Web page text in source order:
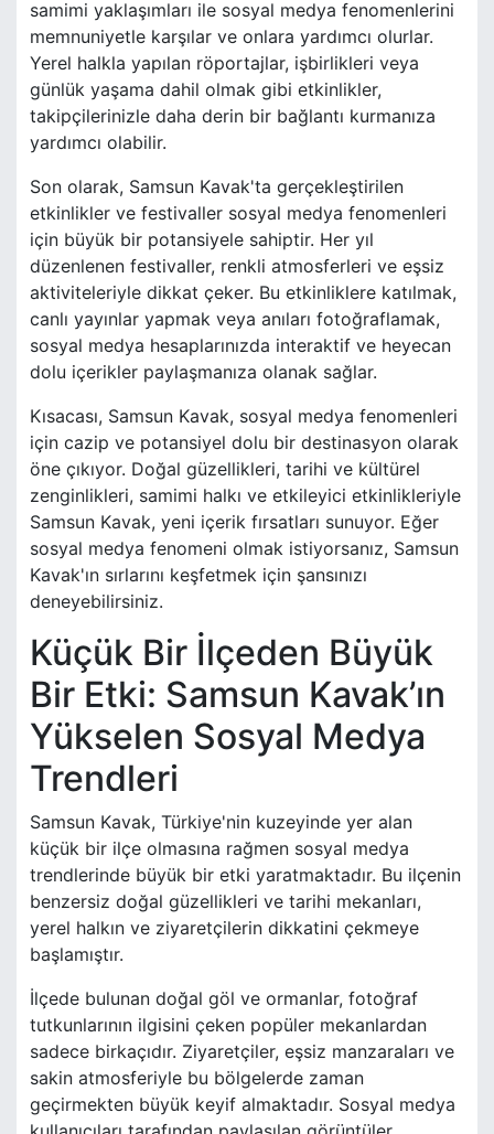
samimi yaklaşımları ile sosyal medya fenomenlerini
memnuniyetle karşılar ve onlara yardımcı olurlar.
Yerel halkla yapılan röportajlar, işbirlikleri veya
günlük yaşama dahil olmak gibi etkinlikler,
takipçilerinizle daha derin bir bağlantı kurmanıza
yardımcı olabilir.
Son olarak, Samsun Kavak'ta gerçekleştirilen
etkinlikler ve festivaller sosyal medya fenomenleri
için büyük bir potansiyele sahiptir. Her yıl
düzenlenen festivaller, renkli atmosferleri ve eşsiz
aktiviteleriyle dikkat çeker. Bu etkinliklere katılmak,
canlı yayınlar yapmak veya anıları fotoğraflamak,
sosyal medya hesaplarınızda interaktif ve heyecan
dolu içerikler paylaşmanıza olanak sağlar.
Kısacası, Samsun Kavak, sosyal medya fenomenleri
için cazip ve potansiyel dolu bir destinasyon olarak
öne çıkıyor. Doğal güzellikleri, tarihi ve kültürel
zenginlikleri, samimi halkı ve etkileyici etkinlikleriyle
Samsun Kavak, yeni içerik fırsatları sunuyor. Eğer
sosyal medya fenomeni olmak istiyorsanız, Samsun
Kavak'ın sırlarını keşfetmek için şansınızı
deneyebilirsiniz.
Küçük Bir İlçeden Büyük
Bir Etki: Samsun Kavak’ın
Yükselen Sosyal Medya
Trendleri
Samsun Kavak, Türkiye'nin kuzeyinde yer alan
küçük bir ilçe olmasına rağmen sosyal medya
trendlerinde büyük bir etki yaratmaktadır. Bu ilçenin
benzersiz doğal güzellikleri ve tarihi mekanları,
yerel halkın ve ziyaretçilerin dikkatini çekmeye
başlamıştır.
İlçede bulunan doğal göl ve ormanlar, fotoğraf
tutkunlarının ilgisini çeken popüler mekanlardan
sadece birkaçıdır. Ziyaretçiler, eşsiz manzaraları ve
sakin atmosferiyle bu bölgelerde zaman
geçirmekten büyük keyif almaktadır. Sosyal medya